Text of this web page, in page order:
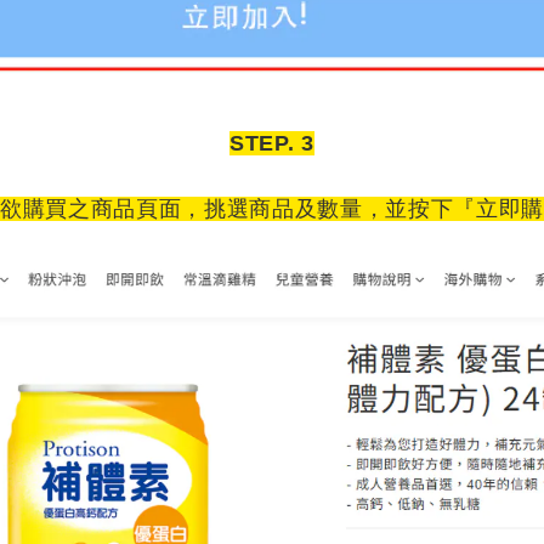
STEP. 3
購買之商品頁面，挑選商品及數量，並按下『立即